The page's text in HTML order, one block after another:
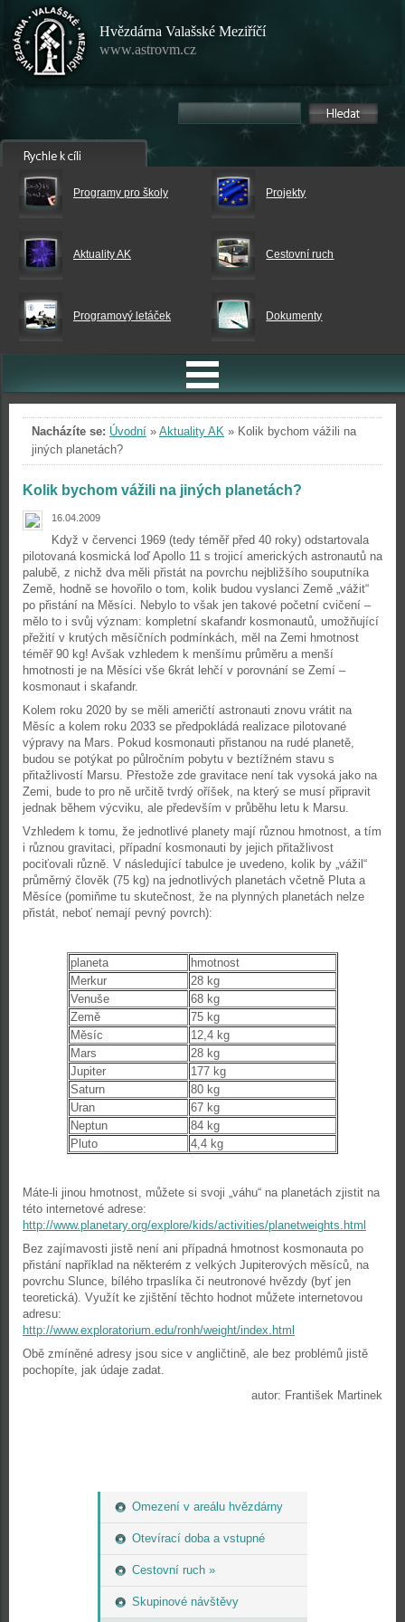
Hvězdárna Valašské Meziříčí
www.astrovm.cz
Programy pro školy Projekty
Aktuality AK Cestovní ruch
Programový letáček Dokumenty
Omezení v areálu hvězdárny
Otevírací doba a vstupné
Cestovní ruch »
Skupinové návštěvy
Nacházíte se: Úvodní » Aktuality AK » Kolik bychom vážili na
jiných planetách?
Kolik bychom vážili na jiných planetách?
16.04.2009
Když v červenci 1969 (tedy téměř před 40 roky) odstartovala
pilotovaná kosmická loď Apollo 11 s trojicí amerických astronautů na
palubě, z nichž dva měli přistát na povrchu nejbližšího souputníka
Země, hodně se hovořilo o tom, kolik budou vyslanci Země „vážit“
po přistání na Měsíci. Nebylo to však jen takové početní cvičení –
mělo to i svůj význam: kompletní skafandr kosmonautů, umožňující
přežití v krutých měsíčních podmínkách, měl na Zemi hmotnost
téměř 90 kg! Avšak vzhledem k menšímu průměru a menší
hmotnosti je na Měsíci vše 6krát lehčí v porovnání se Zemí –
kosmonaut i skafandr.
Kolem roku 2020 by se měli američtí astronauti znovu vrátit na
Měsíc a kolem roku 2033 se předpokládá realizace pilotované
výpravy na Mars. Pokud kosmonauti přistanou na rudé planetě,
budou se potýkat po půlročním pobytu v beztížném stavu s
přitažlivostí Marsu. Přestože zde gravitace není tak vysoká jako na
Zemi, bude to pro ně určitě tvrdý oříšek, na který se musí připravit
jednak během výcviku, ale především v průběhu letu k Marsu.
Vzhledem k tomu, že jednotlivé planety mají různou hmotnost, a tím
i různou gravitaci, případní kosmonauti by jejich přitažlivost
pociťovali různě. V následující tabulce je uvedeno, kolik by „vážil“
průměrný člověk (75 kg) na jednotlivých planetách včetně Pluta a
Měsíce (pomiňme tu skutečnost, že na plynných planetách nelze
přistát, neboť nemají pevný povrch):
planeta
hmotnost
Merkur
28 kg
Venuše
68 kg
Země
75 kg
Měsíc
12,4 kg
Mars
28 kg
Jupiter
177 kg
Saturn
80 kg
Uran
67 kg
Neptun
84 kg
Pluto
4,4 kg
Máte-li jinou hmotnost, můžete si svoji „váhu“ na planetách zjistit na
této internetové adrese:
http://www.planetary.org/explore/kids/activities/planetweights.html
Bez zajímavosti jistě není ani případná hmotnost kosmonauta po
přistání například na některém z velkých Jupiterových měsíců, na
povrchu Slunce, bílého trpaslíka či neutronové hvězdy (byť jen
teoretická). Využít ke zjištění těchto hodnot můžete internetovou
adresu:
http://www.exploratorium.edu/ronh/weight/index.html
Obě zmíněné adresy jsou sice v angličtině, ale bez problémů jistě
pochopíte, jak údaje zadat.
autor: František Martinek